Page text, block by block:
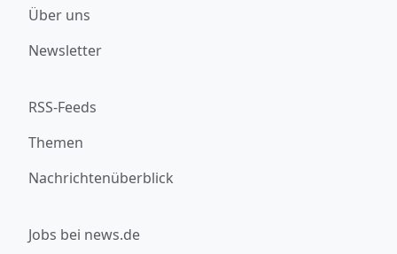
Über uns
Newsletter
RSS-Feeds
Themen
Nachrichtenüberblick
Jobs bei news.de